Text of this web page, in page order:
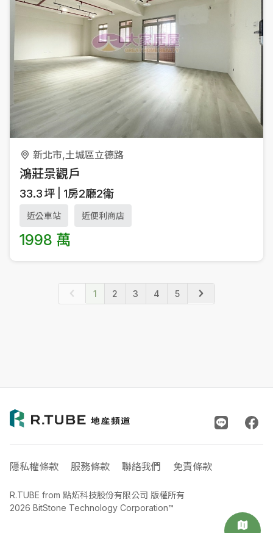
新北市,土城區立德路
鴻莊景觀戶
33.3坪 1房2廳2衛
近公車站 近便利商店
1998 萬
1 2 3 4 5
R.TUBE from 點炻科技股份有限公司 版權所有
2026 BitStone Technology Corporation™
隱私權條款 服務條款 聯絡我們 免責條款